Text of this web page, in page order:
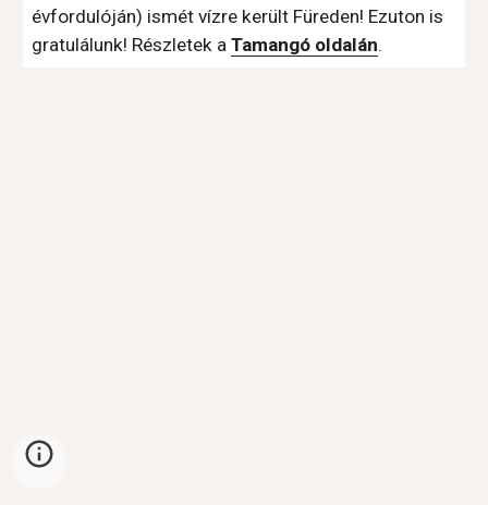
évfordulóján) ismét vízre került Füreden! Ezuton is
gratulálunk! Részletek a Tamangó oldalán.